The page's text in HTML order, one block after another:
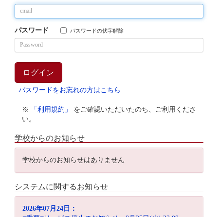
パスワード パスワードの伏字解除
パスワードをお忘れの方はこちら
※ 「利用規約」
をご確認いただいたのち、ご利用くださ
い。
学校からのお知らせ
学校からのお知らせはありません
システムに関するお知らせ
2026年07月24日：